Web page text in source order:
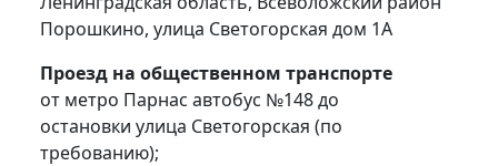
Порошкино, улица Светогорская дом 1А
Проезд на общественном транспорте
от метро Парнас автобус №148 до
остановки улица Светогорская (по
требованию);